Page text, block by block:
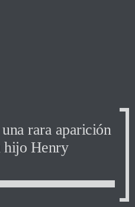
rara aparición
hijo Henry